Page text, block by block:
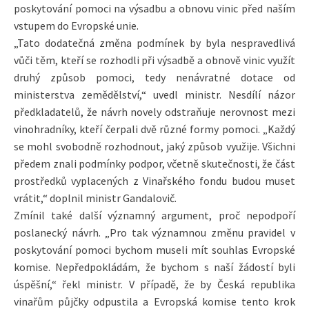
poskytování pomoci na výsadbu a obnovu vinic před naším
vstupem do Evropské unie.
„Tato dodatečná změna podmínek by byla nespravedlivá
vůči těm, kteří se rozhodli při výsadbě a obnově vinic využít
druhý způsob pomoci, tedy nenávratné dotace od
ministerstva zemědělství,“ uvedl ministr. Nesdílí názor
předkladatelů, že návrh novely odstraňuje nerovnost mezi
vinohradníky, kteří čerpali dvě různé formy pomoci. „Každý
se mohl svobodně rozhodnout, jaký způsob využije. Všichni
předem znali podmínky podpor, včetně skutečnosti, že část
prostředků vyplacených z Vinařského fondu budou muset
vrátit,“ doplnil ministr Gandalovič.
Zmínil také další významný argument, proč nepodpoří
poslanecký návrh. „Pro tak významnou změnu pravidel v
poskytování pomoci bychom museli mít souhlas Evropské
komise. Nepředpokládám, že bychom s naší žádostí byli
úspěšní,“ řekl ministr. V případě, že by Česká republika
vinařům půjčky odpustila a Evropská komise tento krok